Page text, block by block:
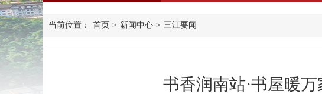
当前位置： 首页 > 新闻中心 > 三江要闻
书香润南站·书屋暖